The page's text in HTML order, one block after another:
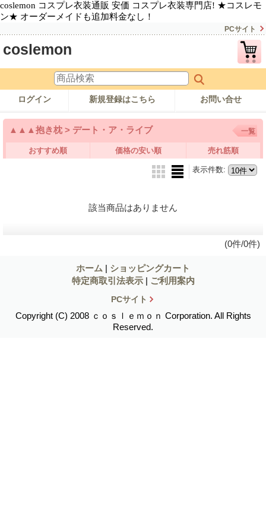
coslemon コスプレ衣装通販 安価 コスプレ衣装専門店! ★コスレモ
ン★ オーダーメイドも追加料金なし！
PCサイト
coslemon
ログイン 新規登録はこちら お問い合せ
▲▲▲抱き枕 > デート・ア・ライブ 一覧
おすすめ順 価格の安い順 売れ筋順
表示件数:
該当商品はありません
(0件/0件)
ホーム | ショッピングカート
特定商取引法表示 | ご利用案内
PCサイト
Copyright (C) 2008 ｃｏｓｌｅｍｏｎ Corporation. All Rights
Reserved.